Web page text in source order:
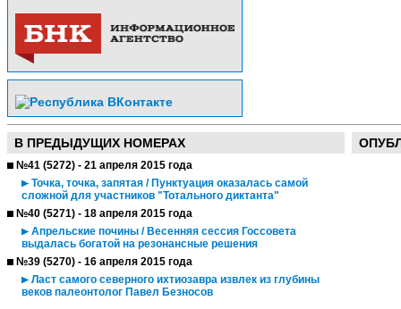
В ПРЕДЫДУЩИХ НОМЕРАХ
№41 (5272) - 21 апреля 2015 года
Точка, точка, запятая / Пунктуация оказалась самой
сложной для участников "Тотального диктанта"
№40 (5271) - 18 апреля 2015 года
Апрельские почины / Весенняя сессия Госсовета
выдалась богатой на резонансные решения
№39 (5270) - 16 апреля 2015 года
Ласт самого северного ихтиозавра извлек из глубины
веков палеонтолог Павел Безносов